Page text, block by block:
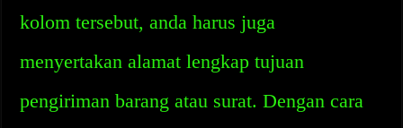
kolom tersebut, anda harus juga
menyertakan alamat lengkap tujuan
pengiriman barang atau surat. Dengan cara